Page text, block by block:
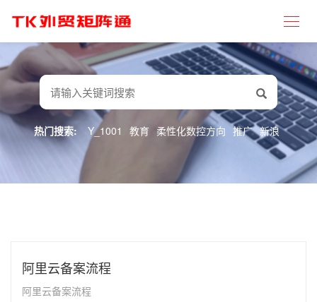
热门搜索: Y_1001 教育 柔性化数控方向 推广 新浪
阿里云备案流程
阿里云备案流程